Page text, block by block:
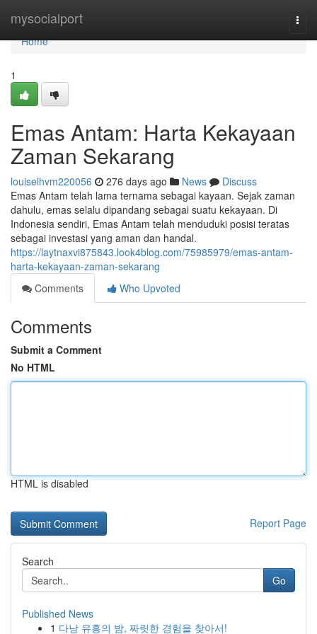
mysocialport
Home
Home
1
Emas Antam: Harta Kekayaan
Zaman Sekarang
louiselhvm220056 276 days ago News
Discuss
Emas Antam telah lama ternama sebagai kayaan. Sejak zaman
dahulu, emas selalu dipandang sebagai suatu kekayaan. Di
Indonesia sendiri, Emas Antam telah menduduki posisi teratas
sebagai investasi yang aman dan handal.
https://laytnaxvi875843.look4blog.com/75985979/emas-antam-
harta-kekayaan-zaman-sekarang
Comments
Who Upvoted
Comments
Submit a Comment
No HTML
HTML is disabled
Report Page
Search
Go
Published News
1 다낭 유흥의 밤, 짜릿한 경험을 찾아서!